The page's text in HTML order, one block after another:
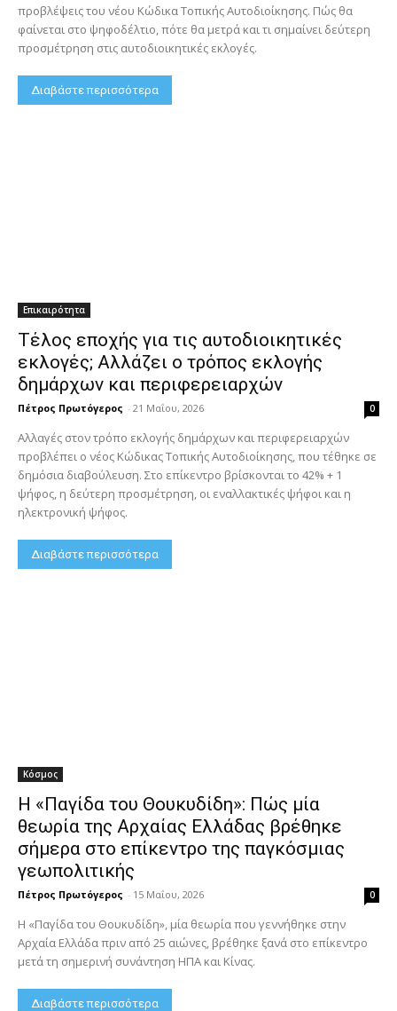
προβλέψεις του νέου Κώδικα Τοπικής Αυτοδιοίκησης. Πώς θα
φαίνεται στο ψηφοδέλτιο, πότε θα μετρά και τι σημαίνει δεύτερη
προσμέτρηση στις αυτοδιοικητικές εκλογές.
Διαβάστε περισσότερα
Επικαιρότητα
Τέλος εποχής για τις αυτοδιοικητικές
εκλογές; Αλλάζει ο τρόπος εκλογής
δημάρχων και περιφερειαρχών
Πέτρος Πρωτόγερος - 21 Μαΐου, 2026 0
Αλλαγές στον τρόπο εκλογής δημάρχων και περιφερειαρχών
προβλέπει ο νέος Κώδικας Τοπικής Αυτοδιοίκησης, που τέθηκε σε
δημόσια διαβούλευση. Στο επίκεντρο βρίσκονται το 42% + 1
ψήφος, η δεύτερη προσμέτρηση, οι εναλλακτικές ψήφοι και η
ηλεκτρονική ψήφος.
Διαβάστε περισσότερα
Κόσμος
Η «Παγίδα του Θουκυδίδη»: Πώς μία
θεωρία της Αρχαίας Ελλάδας βρέθηκε
σήμερα στο επίκεντρο της παγκόσμιας
γεωπολιτικής
Πέτρος Πρωτόγερος - 15 Μαΐου, 2026 0
Η «Παγίδα του Θουκυδίδη», μία θεωρία που γεννήθηκε στην
Αρχαία Ελλάδα πριν από 25 αιώνες, βρέθηκε ξανά στο επίκεντρο
μετά τη σημερινή συνάντηση ΗΠΑ και Κίνας.
Διαβάστε περισσότερα